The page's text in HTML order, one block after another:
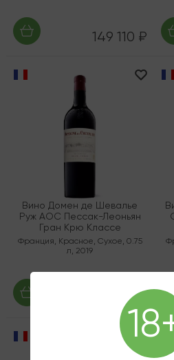
149 110 ₽
Вино Домен де Шевалье
Руж AOC Пессак-Леоньян
Гран Крю Классе
Франция, Красное, Сухое, 0.75
л, 2019
17 410 ₽